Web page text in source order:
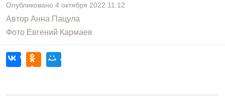
Опубликовано 4 октября 2022 11:12
Автор Анна Пацула
Фото Евгений Кармаев